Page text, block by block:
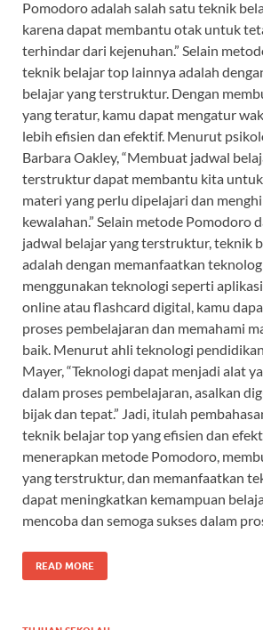
Pomodoro adalah salah satu teknik
karena dapat membantu otak untuk
terhindar dari kejenuhan.” Selain
teknik belajar top lainnya adalah
belajar yang terstruktur. Dengan
yang teratur, kamu dapat mengatur
lebih efisien dan efektif. Menurut
Barbara Oakley, “Membuat jadwal
terstruktur dapat membantu kita
materi yang perlu dipelajari dan
kewalahan.” Selain metode Pomodoro
jadwal belajar yang terstruktur, teknik
adalah dengan memanfaatkan
menggunakan teknologi seperti
online atau flashcard digital, kamu
proses pembelajaran dan memahami
baik. Menurut ahli teknologi
Mayer, “Teknologi dapat menjadi alat
dalam proses pembelajaran, asalkan
bijak dan tepat.” Jadi, itulah
teknik belajar top yang efisien dan
menerapkan metode Pomodoro,
yang terstruktur, dan memanfaatkan
dapat meningkatkan kemampuan
mencoba dan semoga sukses dalam
READ MORE